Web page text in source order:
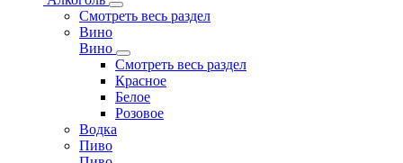
Смотреть весь раздел
Вино
Вино
Смотреть весь раздел
Красное
Белое
Розовое
Водка
Пиво